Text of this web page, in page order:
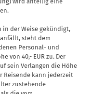
in der Weise gekündigt,
steht dem
Personal- und
von 40,- EUR zu. Der
sein Verlangen die Höhe
Reisende kann jederzeit
zuste­hende